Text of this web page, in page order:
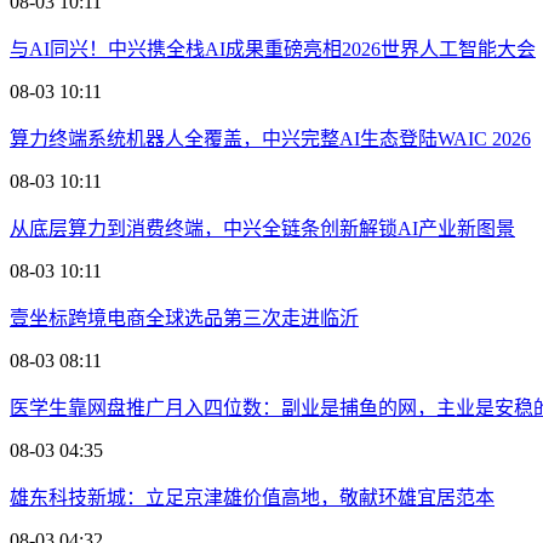
与AI同兴！中兴携全栈AI成果重磅亮相2026世界人工智能大会
08-03 10:11
算力终端系统机器人全覆盖，中兴完整AI生态登陆WAIC 2026
08-03 10:11
从底层算力到消费终端，中兴全链条创新解锁AI产业新图景
08-03 10:11
壹坐标跨境电商全球选品第三次走进临沂
08-03 08:11
医学生靠网盘推广月入四位数：副业是捕鱼的网，主业是安稳
08-03 04:35
雄东科技新城：立足京津雄价值高地，敬献环雄宜居范本